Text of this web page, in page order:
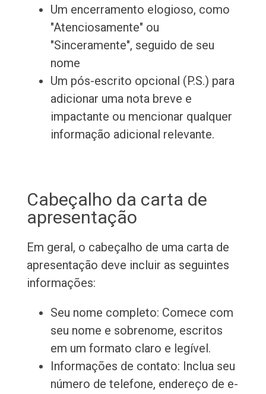
Um encerramento elogioso, como
"Atenciosamente" ou
"Sinceramente", seguido de seu
nome
Um pós-escrito opcional (P.S.) para
adicionar uma nota breve e
impactante ou mencionar qualquer
informação adicional relevante.
Cabeçalho da carta de
apresentação
Em geral, o cabeçalho de uma carta de
apresentação deve incluir as seguintes
informações:
Seu nome completo: Comece com
seu nome e sobrenome, escritos
em um formato claro e legível.
Informações de contato: Inclua seu
número de telefone, endereço de e-